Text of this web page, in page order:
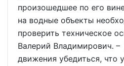
произошедшее по его
на водные объекты
проверить техническое
Валерий Владимирович.
движения убедиться, что